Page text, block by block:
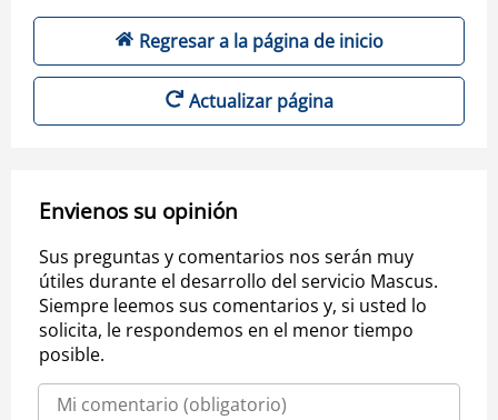
Regresar a la página de inicio
Actualizar página
Envienos su opinión
Sus preguntas y comentarios nos serán muy
útiles durante el desarrollo del servicio Mascus.
Siempre leemos sus comentarios y, si usted lo
solicita, le respondemos en el menor tiempo
posible.